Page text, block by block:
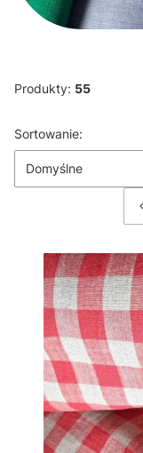
Produkty: 55
Lista produktów
Sortowanie:
Domyślne